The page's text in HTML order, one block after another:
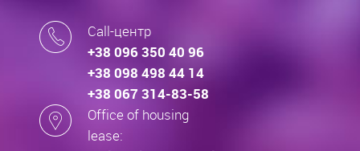
Call-центр
+38 096 350 40 96
+38 098 498 44 14
+38 067 314-83-58
Office of housing
lease: